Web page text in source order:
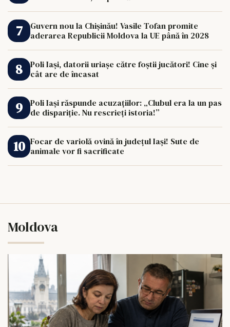
Guvern nou la Chișinău! Vasile Tofan promite
aderarea Republicii Moldova la UE până în 2028
Poli Iași, datorii uriașe către foștii jucători! Cine și
cât are de încasat
Poli Iași răspunde acuzațiilor: „Clubul era la un pas
de dispariție. Nu rescrieți istoria!”
Focar de variolă ovină în județul Iași! Sute de
animale vor fi sacrificate
Moldova